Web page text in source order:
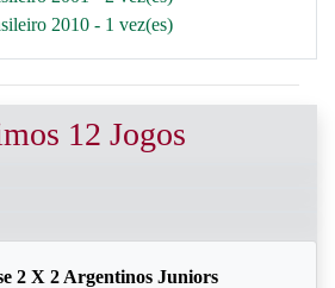
2010 - 1 vez(es)
12 Jogos
2 X 2 Argentinos Juniors